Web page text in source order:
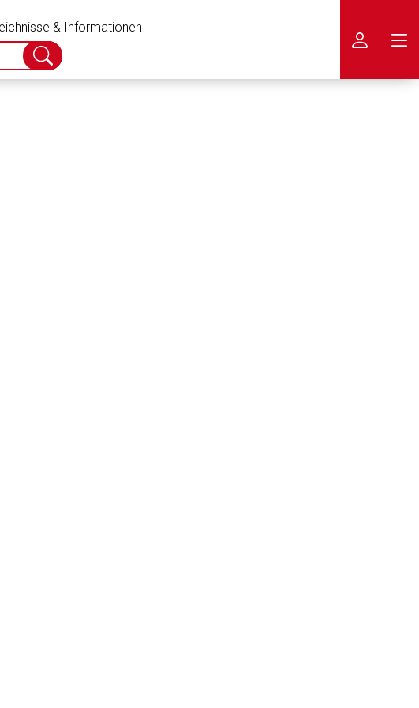
& Informationen
Suche
abschicken
der externen Web-Seite ist deren